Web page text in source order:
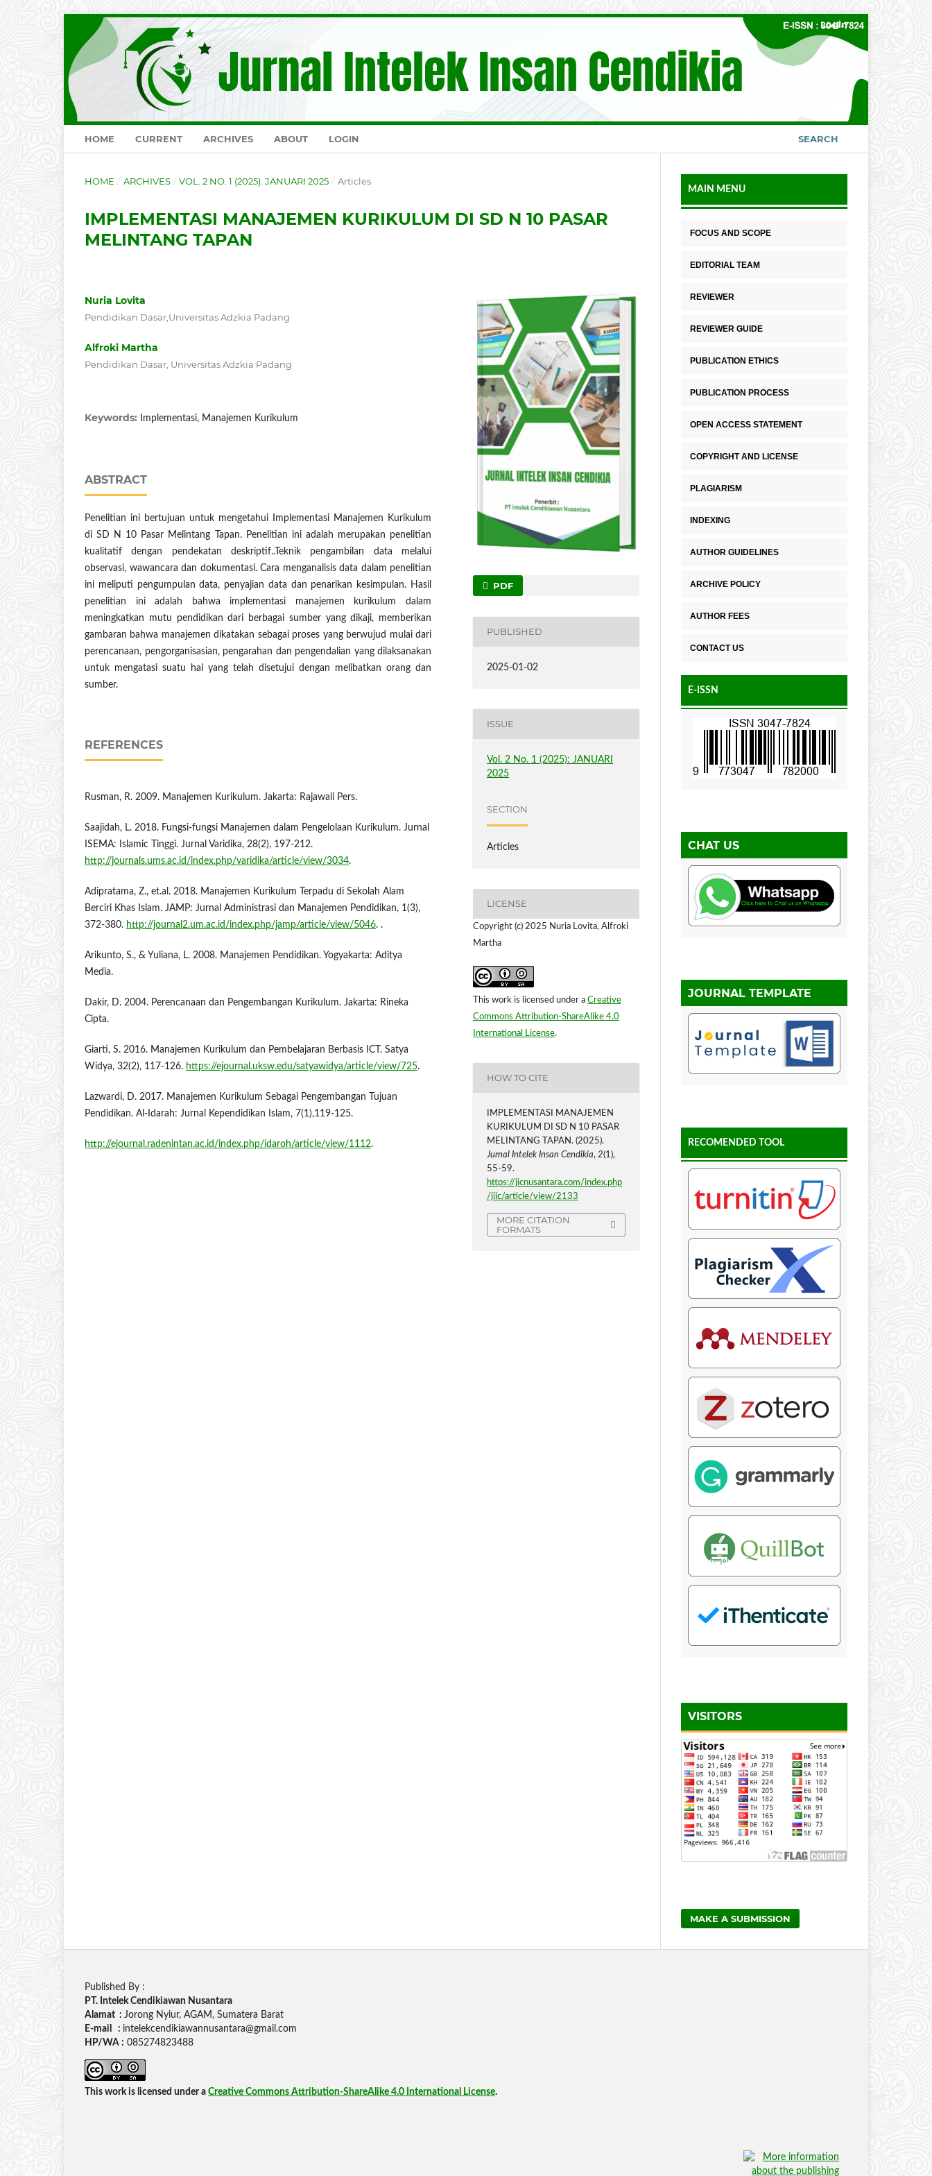
HOME CURRENT ARCHIVES ABOUT LOGIN SEARCH
Login
HOME / ARCHIVES / VOL. 2 NO. 1 (2025): JANUARI 2025 / Articles
IMPLEMENTASI MANAJEMEN KURIKULUM DI SD N 10 PASAR
MELINTANG TAPAN
Nuria Lovita
Pendidikan Dasar,Universitas Adzkia Padang
Alfroki Martha
Pendidikan Dasar, Universitas Adzkia Padang
Keywords: Implementasi, Manajemen Kurikulum
ABSTRACT
Penelitian ini bertujuan untuk mengetahui Implementasi Manajemen Kurikulum
di SD N 10 Pasar Melintang Tapan. Penelitian ini adalah merupakan penelitian
kualitatif dengan pendekatan deskriptif..Teknik pengambilan data melalui
observasi, wawancara dan dokumentasi. Cara menganalisis data dalam penelitian
ini meliputi pengumpulan data, penyajian data dan penarikan kesimpulan. Hasil
penelitian ini adalah bahwa implementasi manajemen kurikulum dalam
meningkatkan mutu pendidikan dari berbagai sumber yang dikaji, memberikan
gambaran bahwa manajemen dikatakan sebagai proses yang berwujud mulai dari
perencanaan, pengorganisasian, pengarahan dan pengendalian yang dilaksanakan
untuk mengatasi suatu hal yang telah disetujui dengan melibatkan orang dan
sumber.
REFERENCES
Rusman, R. 2009. Manajemen Kurikulum. Jakarta: Rajawali Pers.
Saajidah, L. 2018. Fungsi-fungsi Manajemen dalam Pengelolaan Kurikulum. Jurnal
ISEMA: Islamic Tinggi. Jurnal Varidika, 28(2), 197-212.
http://journals.ums.ac.id/index.php/varidika/article/view/3034.
Adipratama, Z., et.al. 2018. Manajemen Kurikulum Terpadu di Sekolah Alam
Berciri Khas Islam. JAMP: Jurnal Administrasi dan Manajemen Pendidikan, 1(3),
372-380. http://journal2.um.ac.id/index.php/jamp/article/view/5046. .
Arikunto, S., & Yuliana, L. 2008. Manajemen Pendidikan. Yogyakarta: Aditya
Media.
Dakir, D. 2004. Perencanaan dan Pengembangan Kurikulum. Jakarta: Rineka
Cipta.
Giarti, S. 2016. Manajemen Kurikulum dan Pembelajaran Berbasis ICT. Satya
Widya, 32(2), 117-126. https://ejournal.uksw.edu/satyawidya/article/view/725.
Lazwardi, D. 2017. Manajemen Kurikulum Sebagai Pengembangan Tujuan
Pendidikan. Al-Idarah: Jurnal Kependidikan Islam, 7(1),119-125.
http://ejournal.radenintan.ac.id/index.php/idaroh/article/view/1112.
PDF
PUBLISHED
2025-01-02
ISSUE
Vol. 2 No. 1 (2025): JANUARI
2025
SECTION
Articles
LICENSE
Copyright (c) 2025 Nuria Lovita, Alfroki
Martha
This work is licensed under a Creative
Commons Attribution-ShareAlike 4.0
International License.
HOW TO CITE
IMPLEMENTASI MANAJEMEN
KURIKULUM DI SD N 10 PASAR
MELINTANG TAPAN. (2025).
Jurnal Intelek Insan Cendikia,2(1),
55-59.
https://jicnusantara.com/index.php
/jiic/article/view/2133
MORE CITATION
FORMATS
MAIN MENU
FOCUS AND SCOPE
EDITORIAL TEAM
REVIEWER
REVIEWER GUIDE
PUBLICATION ETHICS
PUBLICATION PROCESS
OPEN ACCESS STATEMENT
COPYRIGHT AND LICENSE
PLAGIARISM
INDEXING
AUTHOR GUIDELINES
ARCHIVE POLICY
AUTHOR FEES
CONTACT US
E-ISSN
CHAT US
JOURNAL TEMPLATE
RECOMENDED TOOL
VISITORS
MAKE A SUBMISSION
Published By :
PT. Intelek Cendikiawan Nusantara
Alamat : Jorong Nyiur, AGAM, Sumatera Barat
E-mail : intelekcendikiawannusantara@gmail.com
HP/WA : 085274823488
This work is licensed under a Creative Commons Attribution-ShareAlike 4.0 International License.